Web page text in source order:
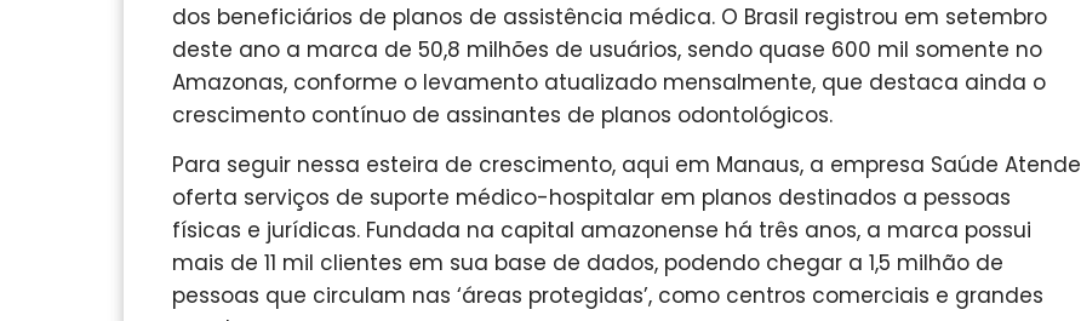
dos beneficiários de planos de assistência médica. O Brasil registrou em setembro
deste ano a marca de 50,8 milhões de usuários, sendo quase 600 mil somente no
Amazonas, conforme o levamento atualizado mensalmente, que destaca ainda o
crescimento contínuo de assinantes de planos odontológicos.
Para seguir nessa esteira de crescimento, aqui em Manaus, a empresa Saúde Atende
oferta serviços de suporte médico-hospitalar em planos destinados a pessoas
físicas e jurídicas. Fundada na capital amazonense há três anos, a marca possui
mais de 11 mil clientes em sua base de dados, podendo chegar a 1,5 milhão de
pessoas que circulam nas ‘áreas protegidas’, como centros comerciais e grandes